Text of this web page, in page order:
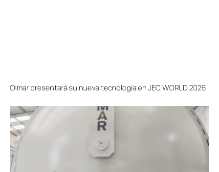
Olmar presentará su nueva tecnología en JEC WORLD 2026